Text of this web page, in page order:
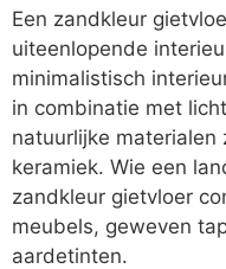
Een zandkleur
uiteenlopende
minimalistisch
in combinatie met
natuurlijke materialen
keramiek. Wie een
zandkleur gietvloer
meubels, geweven
aardetinten.